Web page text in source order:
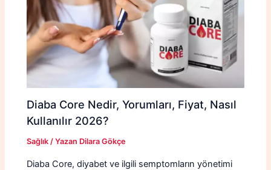
Diaba Core Nedir, Yorumları, Fiyat, Nasıl
Kullanılır 2026?
Sağlık / Yazan Dilara Gökçe
Diaba Core, diyabet ve ilgili semptomların yönetimi